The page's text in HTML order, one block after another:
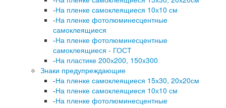
-На пленке самоклеящиеся 10х10 см
-На пленке фотолюминесцентные
самоклеящиеся
-На пленке фотолюминесцентные
самоклеящиеся - ГОСТ
-На пластике 200х200, 150х300
Знаки предупреждающие
-На пленке самоклеящиеся 15х30, 20х20см
-На пленке самоклеящиеся 10х10 см
-На пленке фотолюминесцентные